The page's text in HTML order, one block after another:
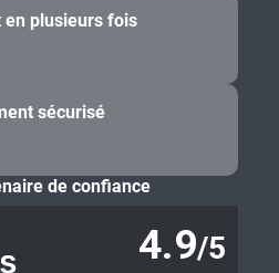
en plusieurs fois
de confiance